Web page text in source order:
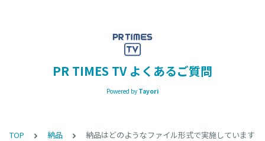
PR TIMES TV よくあるご質問
Powered by Tayori
TOP 納品 納品はどのようなファイル形式で実施していますか